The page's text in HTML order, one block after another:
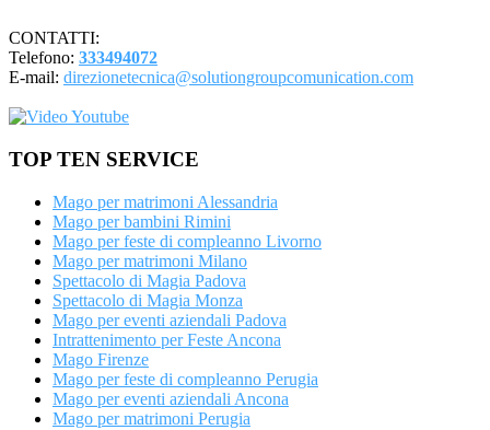
CONTATTI:
Telefono: 333494072
E-mail: direzionetecnica@solutiongroupcomunication.com
TOP TEN SERVICE
Mago per matrimoni Alessandria
Mago per bambini Rimini
Mago per feste di compleanno Livorno
Mago per matrimoni Milano
Spettacolo di Magia Padova
Spettacolo di Magia Monza
Mago per eventi aziendali Padova
Intrattenimento per Feste Ancona
Mago Firenze
Mago per feste di compleanno Perugia
Mago per eventi aziendali Ancona
Mago per matrimoni Perugia